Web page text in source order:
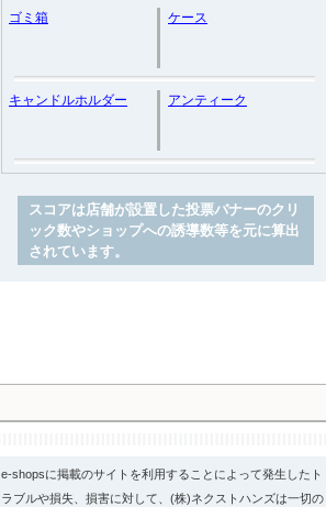
ゴミ箱 ケース
キャンドルホルダー アンティーク
スコアは店舗が設置した投票バナーのクリ
ック数やショップへの誘導数等を元に算出
されています。
e-shopsに掲載のサイトを利用することによって発生したト
ラブルや損失、損害に対して、(株)ネクストハンズは一切の